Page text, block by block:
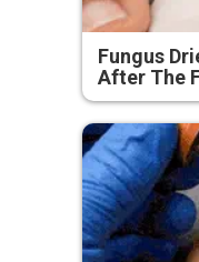
Fungus
After The